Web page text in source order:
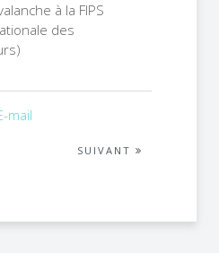
à la FIPS
des
mail
SUIVANT